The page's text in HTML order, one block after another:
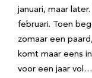
januari, maar
februari. Toen
zomaar een
komt maar eens
voor een jaar vol…